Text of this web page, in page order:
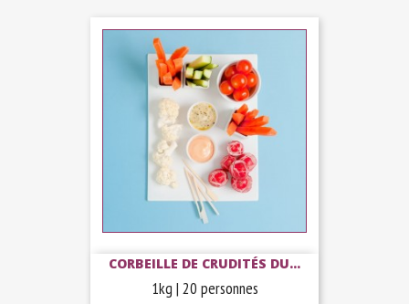
CORBEILLE DE CRUDITÉS DU...
1kg | 20 personnes